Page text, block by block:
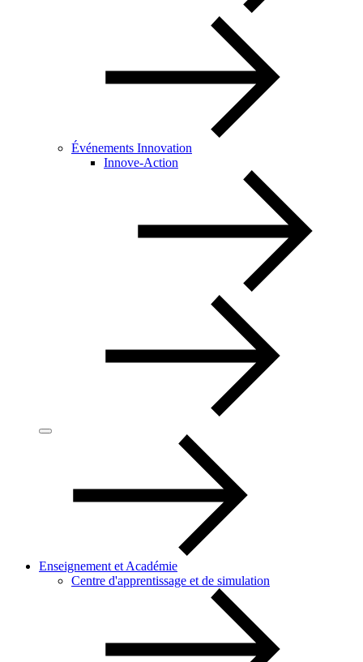
Événements Innovation
Innove-Action
Enseignement et Académie
Centre d'apprentissage et de simulation